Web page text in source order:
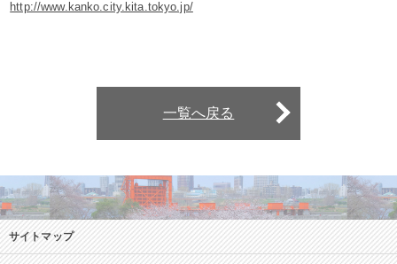
http://www.kanko.city.kita.tokyo.jp/
一覧へ戻る
サイトマップ